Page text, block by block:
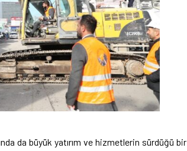
da büyük yatırım ve hizmetlerin sürdüğü bir